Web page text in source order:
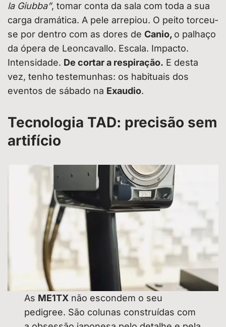
la Giubba”, tomar conta da sala com toda a sua
carga dramática. A pele arrepiou. O peito torceu-
se por dentro com as dores de Canio, o palhaço
da ópera de Leoncavallo. Escala. Impacto.
Intensidade. De cortar a respiração. E desta
vez, tenho testemunhas: os habituais dos
eventos de sábado na Exaudio.
Tecnologia TAD: precisão sem
artifício
As ME1TX não escondem o seu
pedigree. São colunas construídas com